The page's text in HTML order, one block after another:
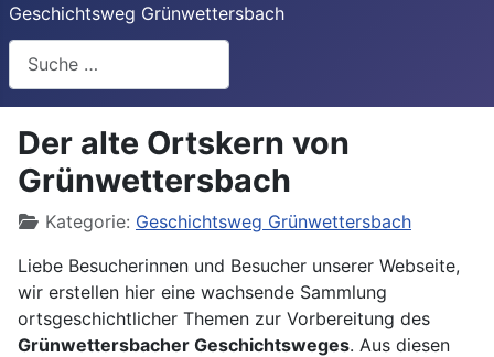
Geschichtsweg Grünwettersbach
Suchen
Der alte Ortskern von
Grünwettersbach
DetailsKategorie: Geschichtsweg Grünwettersbach
Liebe Besucherinnen und Besucher unserer Webseite,
wir erstellen hier eine wachsende Sammlung
ortsgeschichtlicher Themen zur Vorbereitung des
Grünwettersbacher Geschichtsweges. Aus diesen